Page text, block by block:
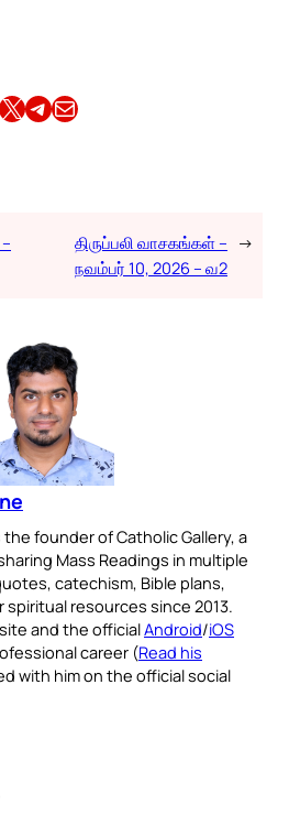
on X Share this article on TelegramEmail this Article
திருப்பலி வாசகங்கள் –
நவம்பர் 10, 2026 – வ2
→
founder of Catholic Gallery, a
Mass Readings in multiple
catechism, Bible plans,
resources since 2013.
and the officialAndroid/iOS
career (Read his
with him on the official social